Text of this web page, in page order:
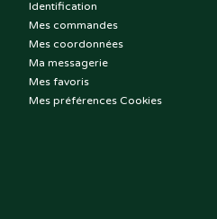
Identification
Mes commandes
Mes coordonnées
Ma messagerie
Mes favoris
Mes préférences Cookies